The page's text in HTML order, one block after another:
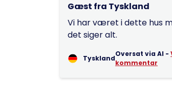
Gæst fra Tyskland
Vi har været i dette hus
det siger alt.
Tyskland
Oversat via AI -
kommentar